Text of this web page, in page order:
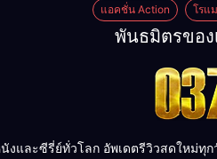
แอคชั่น Action โรแ
พันธมิตรของ
งและซีรี่ย์ทั่วโลก อัพเดตรีวิวสดใหม่ทุ